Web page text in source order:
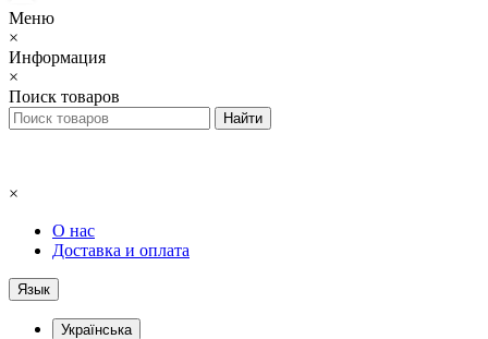
Меню
×
Информация
×
Поиск товаров
×
О нас
Доставка и оплата
Язык
Українська